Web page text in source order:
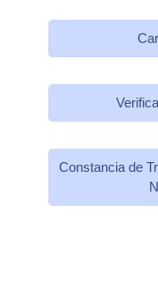
Constancia de